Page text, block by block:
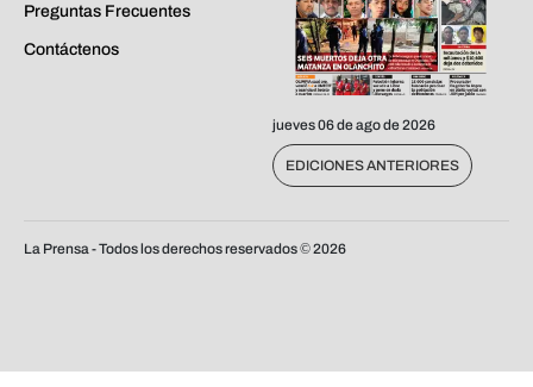
Preguntas Frecuentes
Contáctenos
jueves 06 de ago de 2026
EDICIONES ANTERIORES
La Prensa - Todos los derechos reservados ©2026